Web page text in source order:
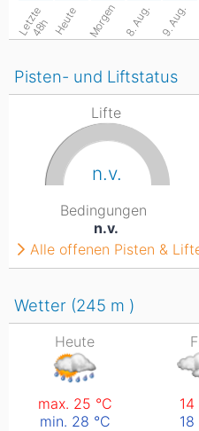
L
e
t
z
t
e
4
8
h Heute Morgen 8. Aug. 9. Aug.
Pisten- und Liftstatus
Lifte
n.v.
Bedingungen
n.v.
Alle offenen Pisten &
Wetter (245 m )
Heute
max. 25 °C
min. 28 °C
14
18